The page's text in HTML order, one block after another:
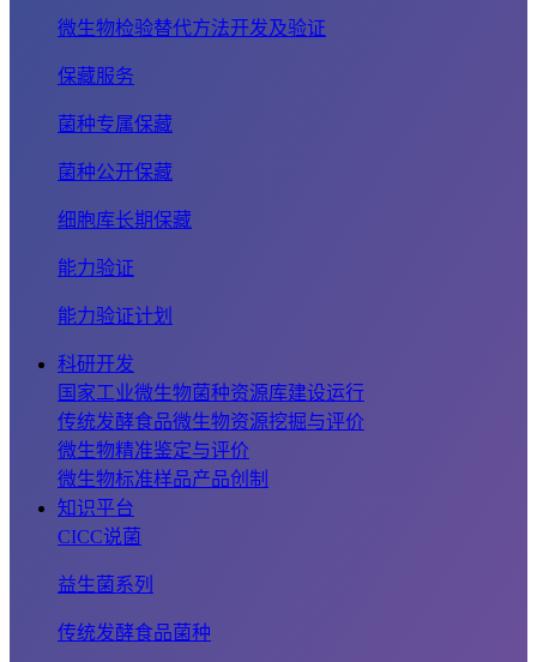
微生物检验替代方法开发及验证
保藏服务
菌种专属保藏
菌种公开保藏
细胞库长期保藏
能力验证
能力验证计划
科研开发
国家工业微生物菌种资源库建设运行
传统发酵食品微生物资源挖掘与评价
微生物精准鉴定与评价
微生物标准样品产品创制
知识平台
CICC说菌
益生菌系列
传统发酵食品菌种